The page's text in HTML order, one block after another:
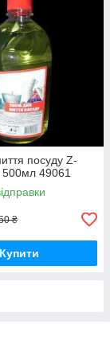
посуду Z-
49061
₴
Купити